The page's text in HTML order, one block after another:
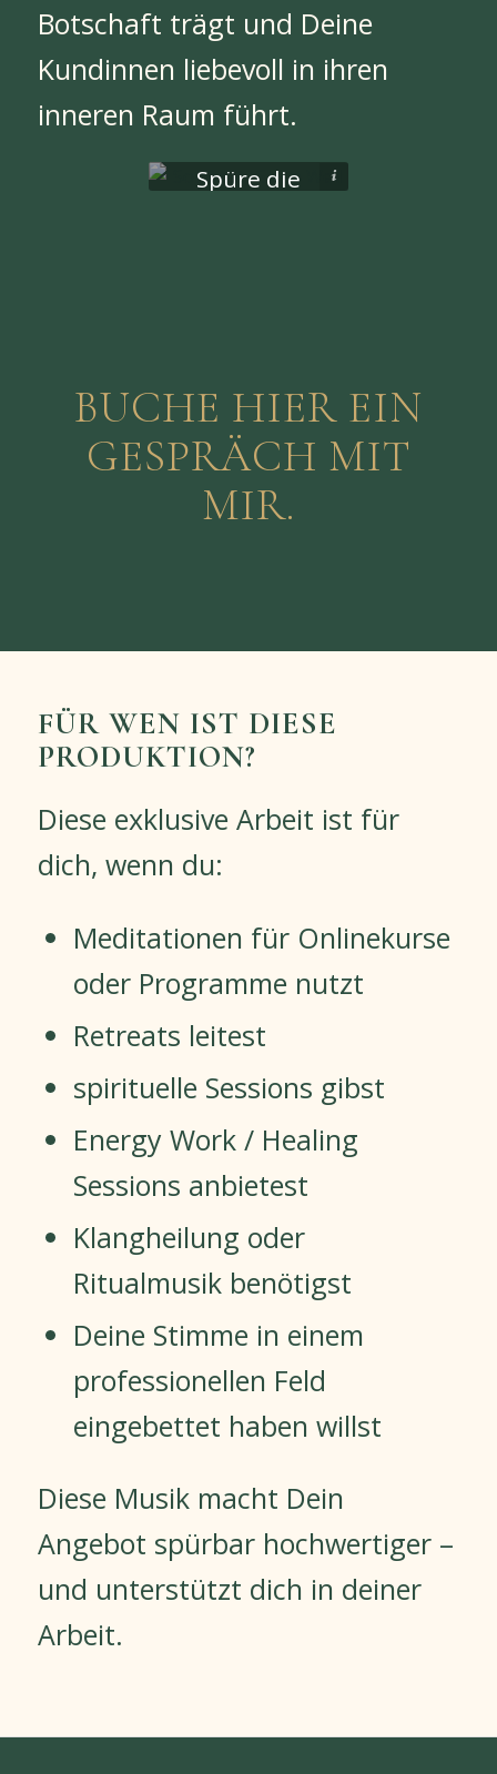
Botschaft trägt und Deine
Kundinnen liebevoll in ihren
inneren Raum führt.
Spüre die
©SolfBeat
BUCHE HIER EIN
GESPRÄCH MIT
MIR.
FÜR WEN IST DIESE
PRODUKTION?
Diese exklusive Arbeit ist für
dich, wenn du:
Meditationen für Onlinekurse
oder Programme nutzt
Retreats leitest
spirituelle Sessions gibst
Energy Work / Healing
Sessions anbietest
Klangheilung oder
Ritualmusik benötigst
Deine Stimme in einem
professionellen Feld
eingebettet haben willst
Diese Musik macht Dein
Angebot spürbar hochwertiger –
und unterstützt dich in deiner
Arbeit.